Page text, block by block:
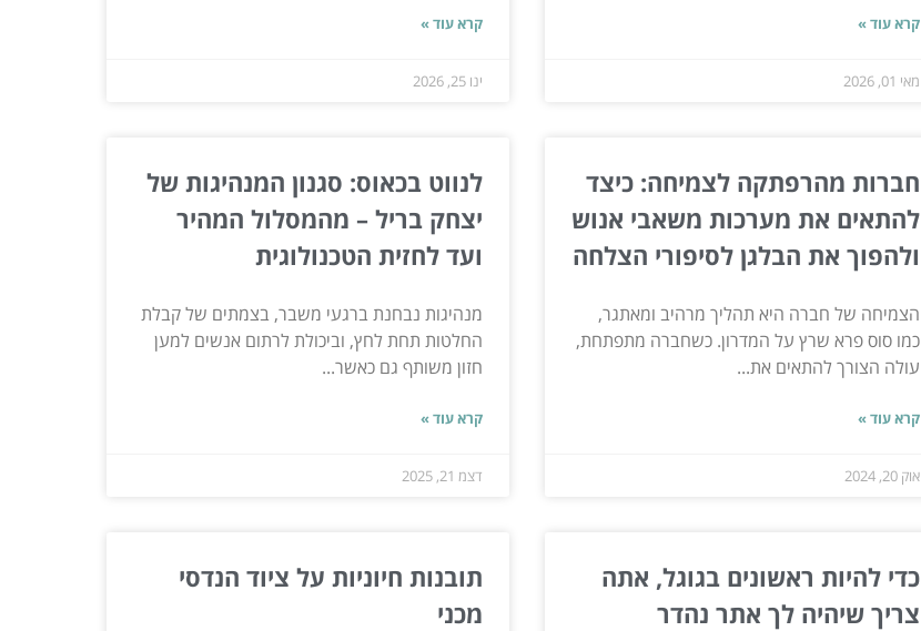
קרא עוד »
מאי 01, 2026
קרא עוד »
ינו 25, 2026
חברות מהרפתקה לצמיחה: כיצד
להתאים את מערכות משאבי אנוש
ולהפוך את הבלגן לסיפורי הצלחה
הצמיחה של חברה היא תהליך מרהיב ומאתגר,
כמו סוס פרא שרץ על המדרון. כשחברה מתפתחת,
עולה הצורך להתאים את...
קרא עוד »
אוק 20, 2024
לנווט בכאוס: סגנון המנהיגות של
יצחק בריל – מהמסלול המהיר
ועד לחזית הטכנולוגית
מנהיגות נבחנת ברגעי משבר, בצמתים של קבלת
החלטות תחת לחץ, וביכולת לרתום אנשים למען
חזון משותף גם כאשר...
קרא עוד »
דצמ 21, 2025
כדי להיות ראשונים בגוגל, אתה
צריך שיהיה לך אתר נהדר
תובנות חיוניות על ציוד הנדסי
מכני